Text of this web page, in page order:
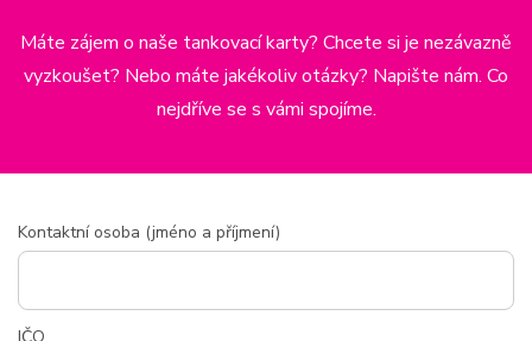
Máte zájem o naše tankovací karty? Chcete si je nezávazně
vyzkoušet? Nebo máte jakékoliv otázky? Napište nám. Co
nejdříve se s vámi spojíme.
Kontaktní osoba (jméno a příjmení)
IČO